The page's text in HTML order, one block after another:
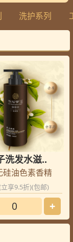
收
洗护系列
洗发水滋..
硅油色素香精
享9.5折)(包邮)
+